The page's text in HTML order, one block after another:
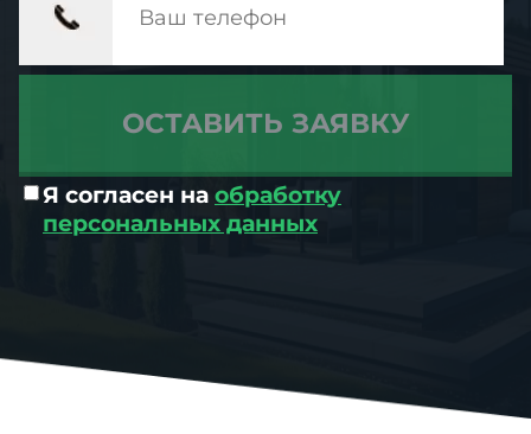
Я согласен на обработку
персональных данных